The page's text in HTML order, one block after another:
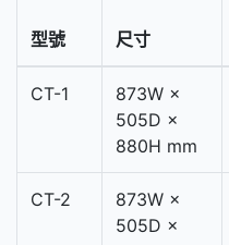
型號 尺寸
CT-1
873W ×
505D ×
880H mm
CT-2
873W ×
505D ×